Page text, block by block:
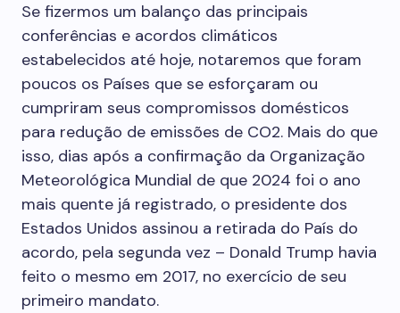
Se fizermos um balanço das principais
conferências e acordos climáticos
estabelecidos até hoje, notaremos que foram
poucos os Países que se esforçaram ou
cumpriram seus compromissos domésticos
para redução de emissões de CO2. Mais do que
isso, dias após a confirmação da Organização
Meteorológica Mundial de que 2024 foi o ano
mais quente já registrado, o presidente dos
Estados Unidos assinou a retirada do País do
acordo, pela segunda vez – Donald Trump havia
feito o mesmo em 2017, no exercício de seu
primeiro mandato.